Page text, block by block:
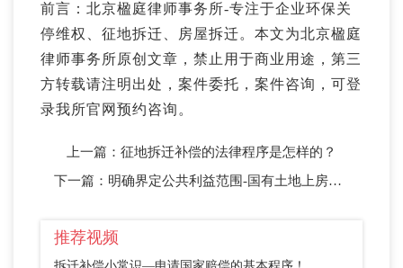
前言：北京楹庭律师事务所-专注于企业环保关
停维权、征地拆迁、房屋拆迁。本文为北京楹庭
律师事务所原创文章，禁止用于商业用途，第三
方转载请注明出处，案件委托，案件咨询，可登
录我所官网预约咨询。
上一篇： 征地拆迁补偿的法律程序是怎样的？
下一篇： 明确界定公共利益范围-国有土地上房屋征收与补偿条例
推荐视频